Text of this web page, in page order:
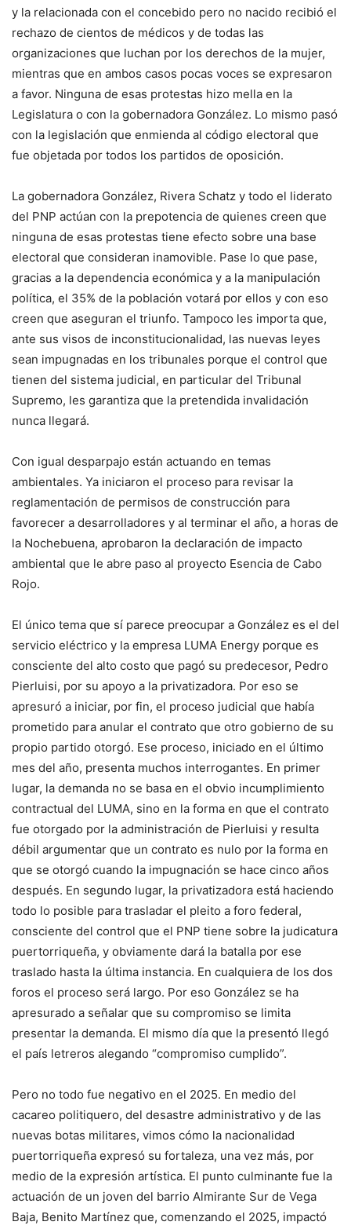
y la relacionada con el concebido pero no nacido recibió el
rechazo de cientos de médicos y de todas las
organizaciones que luchan por los derechos de la mujer,
mientras que en ambos casos pocas voces se expresaron
a favor. Ninguna de esas protestas hizo mella en la
Legislatura o con la gobernadora González. Lo mismo pasó
con la legislación que enmienda al código electoral que
fue objetada por todos los partidos de oposición.
La gobernadora González, Rivera Schatz y todo el liderato
del PNP actúan con la prepotencia de quienes creen que
ninguna de esas protestas tiene efecto sobre una base
electoral que consideran inamovible. Pase lo que pase,
gracias a la dependencia económica y a la manipulación
política, el 35% de la población votará por ellos y con eso
creen que aseguran el triunfo. Tampoco les importa que,
ante sus visos de inconstitucionalidad, las nuevas leyes
sean impugnadas en los tribunales porque el control que
tienen del sistema judicial, en particular del Tribunal
Supremo, les garantiza que la pretendida invalidación
nunca llegará.
Con igual desparpajo están actuando en temas
ambientales. Ya iniciaron el proceso para revisar la
reglamentación de permisos de construcción para
favorecer a desarrolladores y al terminar el año, a horas de
la Nochebuena, aprobaron la declaración de impacto
ambiental que le abre paso al proyecto Esencia de Cabo
Rojo.
El único tema que sí parece preocupar a González es el del
servicio eléctrico y la empresa LUMA Energy porque es
consciente del alto costo que pagó su predecesor, Pedro
Pierluisi, por su apoyo a la privatizadora. Por eso se
apresuró a iniciar, por fin, el proceso judicial que había
prometido para anular el contrato que otro gobierno de su
propio partido otorgó. Ese proceso, iniciado en el último
mes del año, presenta muchos interrogantes. En primer
lugar, la demanda no se basa en el obvio incumplimiento
contractual del LUMA, sino en la forma en que el contrato
fue otorgado por la administración de Pierluisi y resulta
débil argumentar que un contrato es nulo por la forma en
que se otorgó cuando la impugnación se hace cinco años
después. En segundo lugar, la privatizadora está haciendo
todo lo posible para trasladar el pleito a foro federal,
consciente del control que el PNP tiene sobre la judicatura
puertorriqueña, y obviamente dará la batalla por ese
traslado hasta la última instancia. En cualquiera de los dos
foros el proceso será largo. Por eso González se ha
apresurado a señalar que su compromiso se limita
presentar la demanda. El mismo día que la presentó llegó
el país letreros alegando “compromiso cumplido”.
Pero no todo fue negativo en el 2025. En medio del
cacareo politiquero, del desastre administrativo y de las
nuevas botas militares, vimos cómo la nacionalidad
puertorriqueña expresó su fortaleza, una vez más, por
medio de la expresión artística. El punto culminante fue la
actuación de un joven del barrio Almirante Sur de Vega
Baja, Benito Martínez que, comenzando el 2025, impactó